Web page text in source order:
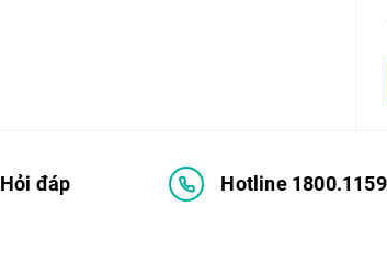
Hỏi đáp Hotline